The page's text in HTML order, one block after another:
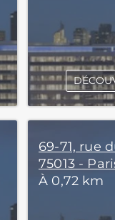
69-71, rue
75013 -
À 0,72 km